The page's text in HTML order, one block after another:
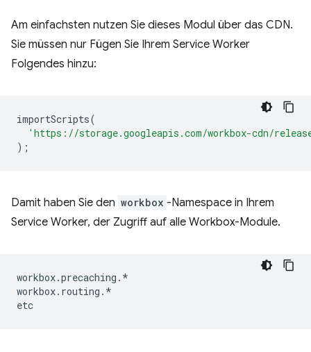
Am einfachsten nutzen Sie dieses Modul über das CDN.
Sie müssen nur Fügen Sie Ihrem Service Worker
Folgendes hinzu:
importScripts(
'https://storage.googleapis.com/workbox-cdn/
);
Damit haben Sie den workbox -Namespace in Ihrem
Service Worker, der Zugriff auf alle Workbox-Module.
workbox.precaching . *
workbox. routing . *
etc